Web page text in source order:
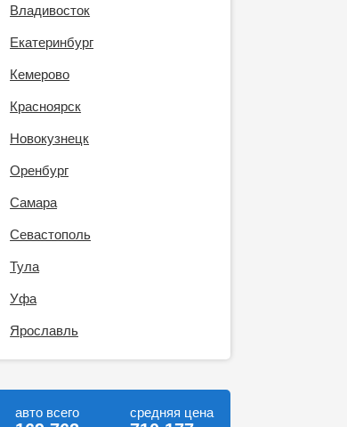
Владивосток
Екатеринбург
Кемерово
Красноярск
Новокузнецк
Оренбург
Самара
Севастополь
Тула
Уфа
Ярославль
авто всего средняя цена